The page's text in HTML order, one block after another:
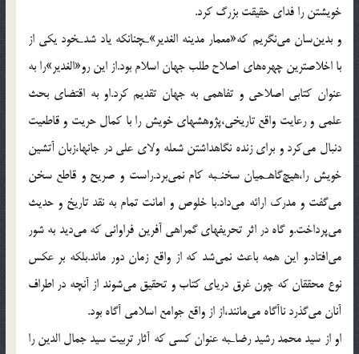
خويشتن را فداى حقيقت بزرگ كرد.
و بدين‌سان مى‌نگريم كه«معمار مدينه الغدير»ـچنانكه ياد شدـخود يكى از
با اخلاصترين چهره‌هاى اصلاح طلب جهان اسلام بود.از اين رو«الغدير»را به
عنوان كتابى اصلاحى و تفاهمى به جهان تقديم كرد.او به اقتضاى بحث
علمى و رعايت واقع تاريخى،پژوهشهاى خويش را با كمال حريت و قاطعيت
دنبال مى‌كرد و براى زنده نگاهداشتن شعله ولاى على در جانها،زبان آتشين
خويش را،هيچ‌گاهـميان سخنـبه كام نمى‌برد.راست و صريح و قاطع سخن
مى‌گفت و مدرك ارائه مى‌داد.با خلوص و امانت تمام به نقد تاريخ و حديث
مى‌پرداخت.و گاه در اثر تحريفهاى گمراهى آفرين فراوانى كه مى‌ديد به شور
مى‌افتاد.و اين همه باعث نمى‌شد كه از واقع زمان دور ماند.بلكه بر عكس
نوع محققان كه چون غرق درياى كتاب و تحقيق مى‌شوند از آنچه در اطراف
آنان مى‌گذرد ناآگاه مى‌مانند،از از واقع جوامع اسلامى آگاه بود.
او از سيد محمد رشيد رضاـبه عنوان كسى كه آثار تربيت سيد جمال الدين را